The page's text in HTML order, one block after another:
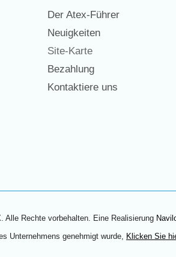
Der Atex-Führer
Neuigkeiten
Site-Karte
Bezahlung
Kontaktiere uns
Alle Rechte vorbehalten. Eine Realisierung
Unternehmens genehmigt wurde, Klicken Sie